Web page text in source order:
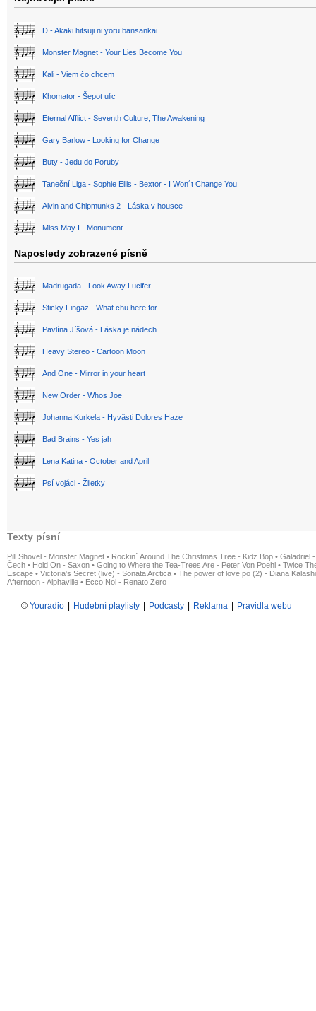
D - Akaki hitsuji ni yoru bansankai
Monster Magnet - Your Lies Become You
Kali - Viem čo chcem
Khomator - Šepot ulic
Eternal Afflict - Seventh Culture, The Awakening
Gary Barlow - Looking for Change
Buty - Jedu do Poruby
Taneční Liga - Sophie Ellis - Bextor - I Won´t Change You
Alvin and Chipmunks 2 - Láska v housce
Miss May I - Monument
Naposledy zobrazené písně
Madrugada - Look Away Lucifer
Sticky Fingaz - What chu here for
Pavlína Jíšová - Láska je nádech
Heavy Stereo - Cartoon Moon
And One - Mirror in your heart
New Order - Whos Joe
Johanna Kurkela - Hyvästi Dolores Haze
Bad Brains - Yes jah
Lena Katina - October and April
Psí vojáci - Žiletky
Texty písní
Pill Shovel - Monster Magnet • Rockin´ Around The Christmas Tree - Kidz Bop • Galadriel
Čech • Hold On - Saxon • Going to Where the Tea-Trees Are - Peter Von Poehl • Twice
Escape • Victoria's Secret (live) - Sonata Arctica • The power of love po (2) - Diana
Afternoon - Alphaville • Ecco Noi - Renato Zero
© Youradio Hudební playlisty Podcasty Reklama Pravidla webu